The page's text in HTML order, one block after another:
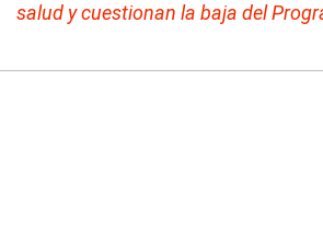
salud y cuestionan la baja del